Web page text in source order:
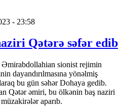
- 23:58
Qətərə səfər edib
sionist rejimin
dayandırılmasına yönəlmiş
bu gün səhər Dohaya gedib.
Qətər əmiri, bu ölkənin baş naziri
aparıb.